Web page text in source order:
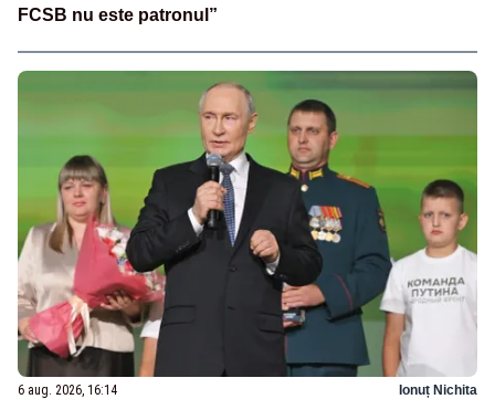
FCSB nu este patronul”
6 aug. 2026, 16:14 Ionuț Nichita